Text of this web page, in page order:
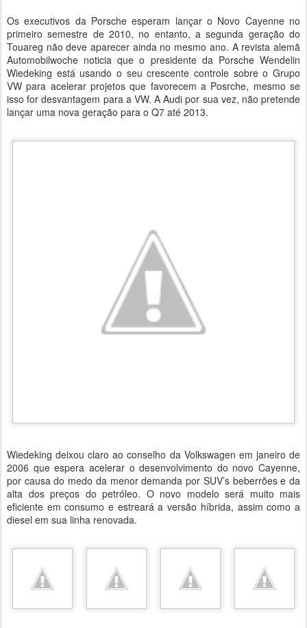
Os executivos da Porsche esperam lançar o Novo Cayenne no
primeiro semestre de 2010, no entanto, a segunda geração do
Touareg não deve aparecer ainda no mesmo ano. A revista alemã
Automobilwoche noticia que o presidente da Porsche Wendelin
Wiedeking está usando o seu crescente controle sobre o Grupo
VW para acelerar projetos que favorecem a Posrche, mesmo se
isso for desvantagem para a VW. A Audi por sua vez, não pretende
lançar uma nova geração para o Q7 até 2013.
Wiedeking deixou claro ao conselho da Volkswagen em janeiro de
2006 que espera acelerar o desenvolvimento do novo Cayenne,
por causa do medo da menor demanda por SUV’s beberrões e da
alta dos preços do petróleo. O novo modelo será muito mais
eficiente em consumo e estreará a versão híbrida, assim como a
diesel em sua linha renovada.